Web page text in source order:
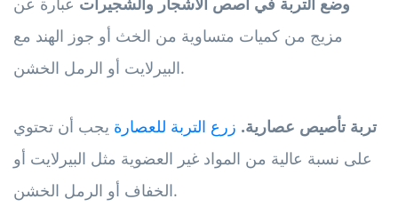
مزيج من كميات متساوية من الخث أو جوز الهند مع
البيرلايت أو الرمل الخشن.
تربة تأصيص عصارية. زرع التربة للعصارة يجب أن تحتوي
على نسبة عالية من المواد غير العضوية مثل البيرلايت أو
الخفاف أو الرمل الخشن.